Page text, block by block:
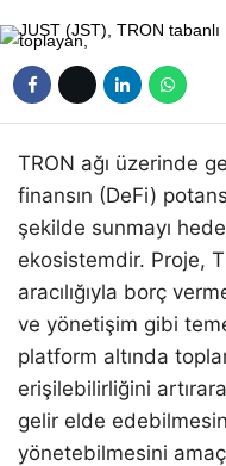
TRON ağı üzerinde
finansın (DeFi)
şekilde sunmayı
ekosistemdir. Proje,
aracılığıyla borç
ve yönetişim gibi
platform altında
erişilebilirliğini
gelir elde
yönetebilmesini